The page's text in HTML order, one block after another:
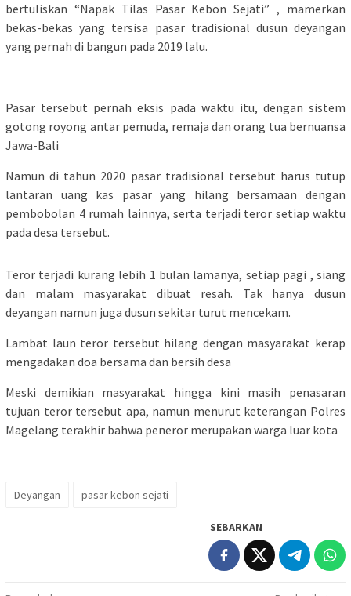
bertuliskan “Napak Tilas Pasar Kebon Sejati” , mamerkan
bekas-bekas yang tersisa pasar tradisional dusun deyangan
yang pernah di bangun pada 2019 lalu.
Pasar tersebut pernah eksis pada waktu itu, dengan sistem
gotong royong antar pemuda, remaja dan orang tua bernuansa
Jawa-Bali
Namun di tahun 2020 pasar tradisional tersebut harus tutup
lantaran uang kas pasar yang hilang bersamaan dengan
pembobolan 4 rumah lainnya, serta terjadi teror setiap waktu
pada desa tersebut.
Teror terjadi kurang lebih 1 bulan lamanya, setiap pagi , siang
dan malam masyarakat dibuat resah. Tak hanya dusun
deyangan namun juga dusun sekitar turut mencekam.
Lambat laun teror tersebut hilang dengan masyarakat kerap
mengadakan doa bersama dan bersih desa
Meski demikian masyarakat hingga kini masih penasaran
tujuan teror tersebut apa, namun menurut keterangan Polres
Magelang terakhir bahwa peneror merupakan warga luar kota
Deyangan pasar kebon sejati
SEBARKAN